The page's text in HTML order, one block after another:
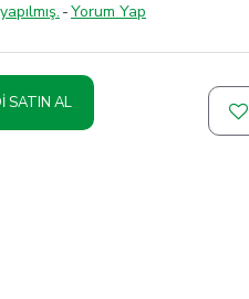
-Yorum Yap
SATIN AL